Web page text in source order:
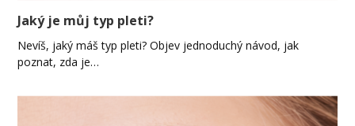
Jaký je můj typ pleti?
Nevíš, jaký máš typ pleti? Objev jednoduchý návod, jak
poznat, zda je…